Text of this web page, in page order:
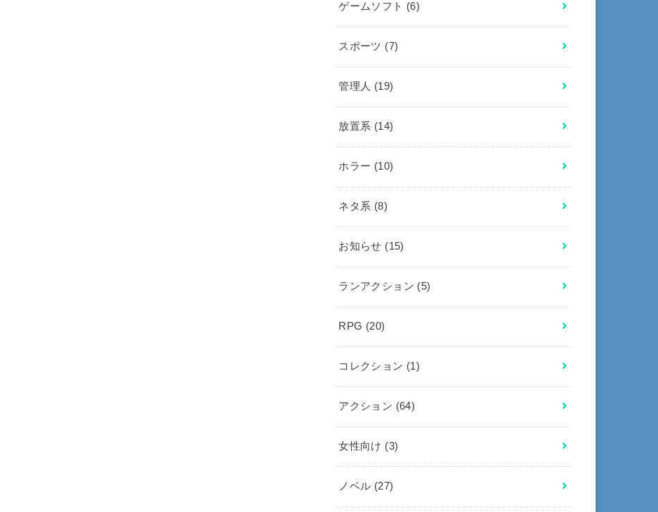
ゲームソフト (6)
スポーツ (7)
管理人 (19)
放置系 (14)
ホラー (10)
ネタ系 (8)
お知らせ (15)
ランアクション (5)
RPG (20)
コレクション (1)
アクション (64)
女性向け (3)
ノベル (27)